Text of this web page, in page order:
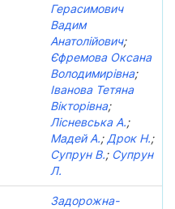
Герасимович
Вадим
Анатолійович;
Єфремова Оксана
Володимирівна;
Іванова Тетяна
Вікторівна;
Лісневська А.;
Мадей А.; Дрок Н.;
Супрун В.; Супрун
Л.
Задорожна-